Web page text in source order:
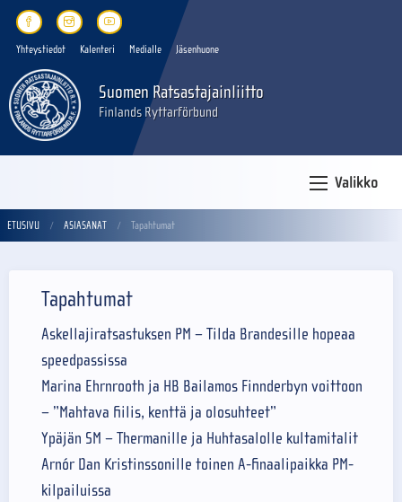
Yhteystiedot Kalenteri Medialle Jäsenhuone
Suomen Ratsastajainliitto
Finlands Ryttarförbund
Valikko
ETUSIVU ASIASANAT Tapahtumat
Tapahtumat
Askellajiratsastuksen PM – Tilda Brandesille hopeaa
speedpassissa
Marina Ehrnrooth ja HB Bailamos Finnderbyn voittoon
– ”Mahtava fiilis, kenttä ja olosuhteet”
Ypäjän SM – Thermanille ja Huhtasalolle kultamitalit
Arnór Dan Kristinssonille toinen A-finaalipaikka PM-
kilpailuissa